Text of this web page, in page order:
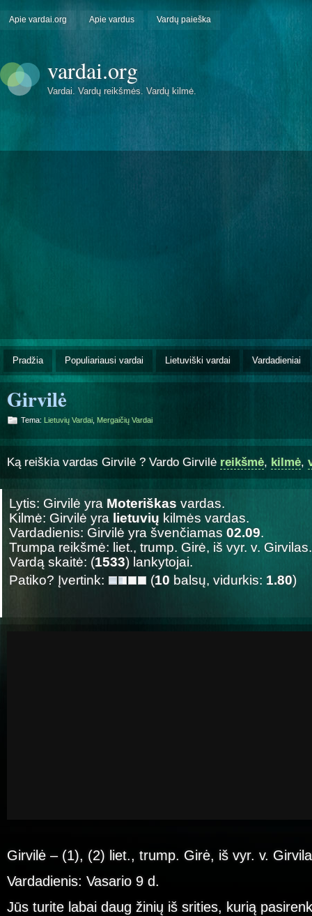
Apie vardai.org Apie vardus Vardų paieška
vardai.org
Vardai. Vardų reikšmės. Vardų kilmė.
Pradžia Populiariausi vardai Lietuviški vardai Vardadieniai
Girvilė
Tema: Lietuvių Vardai Mergaičių Vardai
Ką reiškia vardas Girvilė ? Vardo Girvilė reikšmė, kilmė,
Lytis: Girvilė yra Moteriškas vardas.
Kilmė: Girvilė yra lietuvių kilmės vardas.
Vardadienis: Girvilė yra švenčiamas 02.09.
Trumpa reikšmė: liet., trump. Girė, iš vyr. v. Girvilas.
Vardą skaitė: (1533) lankytojai.
Patiko? Įvertink:
(10 balsų, vidurkis: 1.80)
Girvilė – (1), (2) liet., trump. Girė, iš vyr. v.
Vardadienis: Vasario 9 d.
Jūs turite labai daug žinių iš srities, kurią